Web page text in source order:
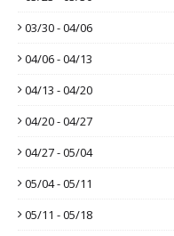
03/30 - 04/06
04/06 - 04/13
04/13 - 04/20
04/20 - 04/27
04/27 - 05/04
05/04 - 05/11
05/11 - 05/18